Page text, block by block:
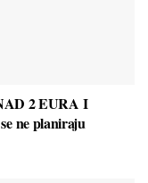
2 EURA I
ne planiraju